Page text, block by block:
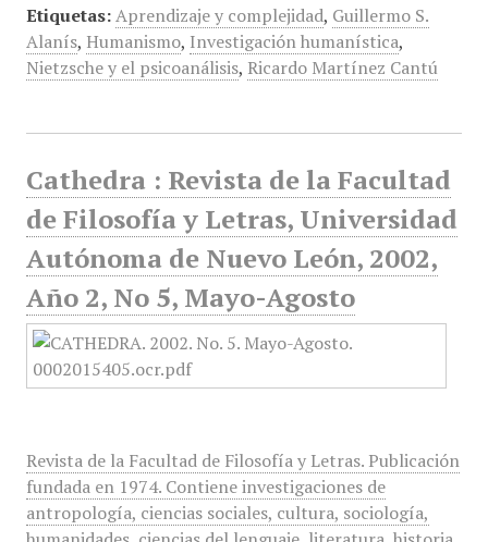
Etiquetas: Aprendizaje y complejidad, Guillermo S.
Alanís, Humanismo, Investigación humanística,
Nietzsche y el psicoanálisis, Ricardo Martínez Cantú
Cathedra : Revista de la Facultad
de Filosofía y Letras, Universidad
Autónoma de Nuevo León, 2002,
Año 2, No 5, Mayo-Agosto
Revista de la Facultad de Filosofía y Letras. Publicación
fundada en 1974. Contiene investigaciones de
antropología, ciencias sociales, cultura, sociología,